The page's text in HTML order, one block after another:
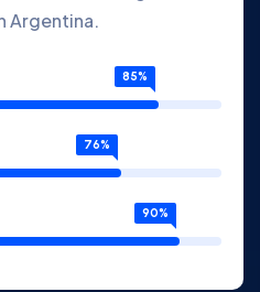
Argentina.
85%
76%
90%